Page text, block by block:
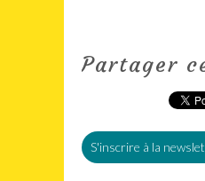
Partager
S'inscrire à la